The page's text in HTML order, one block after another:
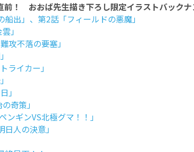
！ おおば先生描き下ろし限定イラストバックナ
船出」、第2話「フィールドの悪魔」
」
攻不落の要塞」
ライカー」
」
奇策」
ンギンVS北極グマ！！」
人の決意」